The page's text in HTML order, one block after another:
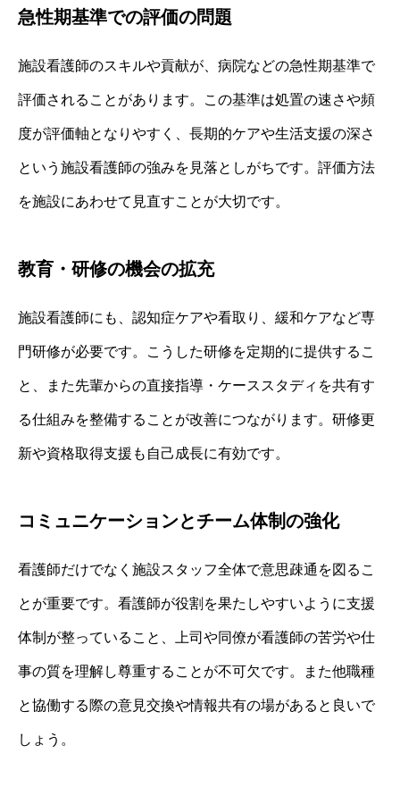
急性期基準での評価の問題
施設看護師のスキルや貢献が、病院などの急性期基準で
評価されることがあります。この基準は処置の速さや頻
度が評価軸となりやすく、長期的ケアや生活支援の深さ
という施設看護師の強みを見落としがちです。評価方法
を施設にあわせて見直すことが大切です。
教育・研修の機会の拡充
施設看護師にも、認知症ケアや看取り、緩和ケアなど専
門研修が必要です。こうした研修を定期的に提供するこ
と、また先輩からの直接指導・ケーススタディを共有す
る仕組みを整備することが改善につながります。研修更
新や資格取得支援も自己成長に有効です。
コミュニケーションとチーム体制の強化
看護師だけでなく施設スタッフ全体で意思疎通を図るこ
とが重要です。看護師が役割を果たしやすいように支援
体制が整っていること、上司や同僚が看護師の苦労や仕
事の質を理解し尊重することが不可欠です。また他職種
と協働する際の意見交換や情報共有の場があると良いで
しょう。